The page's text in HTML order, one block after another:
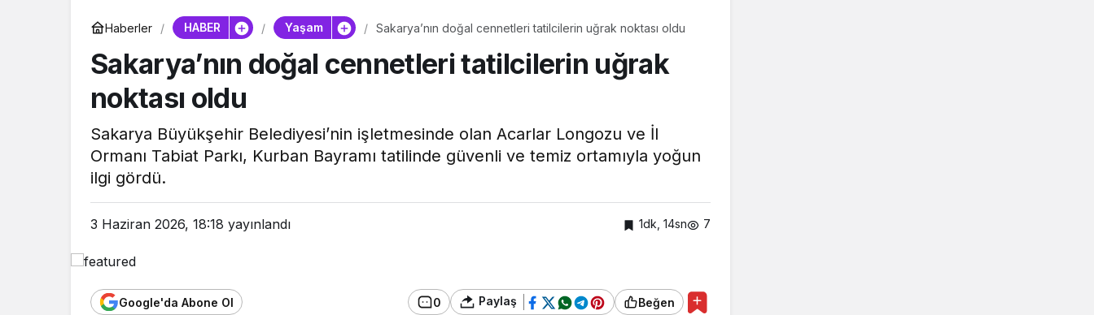
Haberler HABER Yaşam Sakarya’nın doğal cennetleri tatilcilerin uğrak noktası oldu
Sakarya’nın doğal cennetleri tatilcilerin uğrak
noktası oldu
Sakarya Büyükşehir Belediyesi’nin işletmesinde olan Acarlar Longozu ve İl
Ormanı Tabiat Parkı, Kurban Bayramı tatilinde güvenli ve temiz ortamıyla yoğun
ilgi gördü.
3 Haziran 2026, 18:18 yayınlandı 1dk, 14sn 7
Google'da Abone Ol 0 Paylaş Beğen